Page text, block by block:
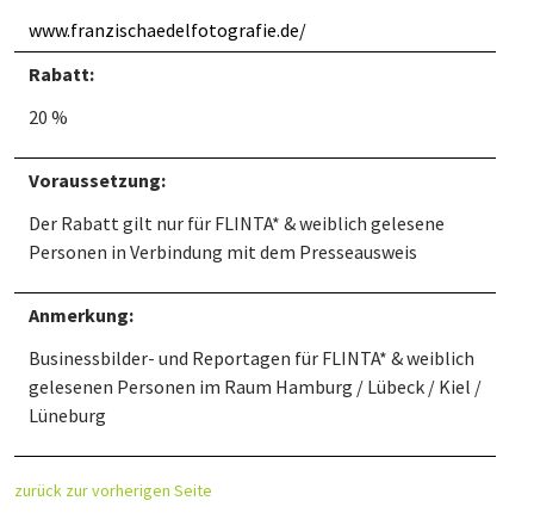
www.franzischaedelfotografie.de/
Rabatt:
20 %
Voraussetzung:
Der Rabatt gilt nur für FLINTA* & weiblich gelesene
Personen in Verbindung mit dem Presseausweis
Anmerkung:
Businessbilder- und Reportagen für FLINTA* & weiblich
gelesenen Personen im Raum Hamburg / Lübeck / Kiel /
Lüneburg
zurück zur vorherigen Seite